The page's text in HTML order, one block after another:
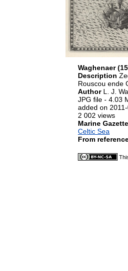
Waghenaer
Description
Rouscou ende
Author L. J.
JPG file - 4.03
added on
2 002 views
Marine
Celtic Sea
From